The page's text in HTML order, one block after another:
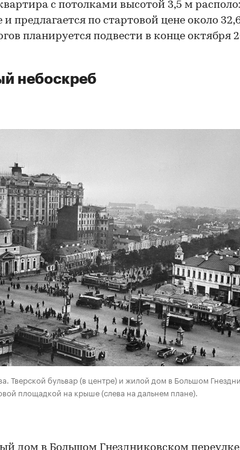
с потолками высотой 3,5 м
предлагается по стартовой цене около
планируется подвести в конце октября
небоскреб
/ 00:00
Тверской бульвар (в центре) и жилой дом в Большом
площадкой на крыше (слева на дальнем плане).